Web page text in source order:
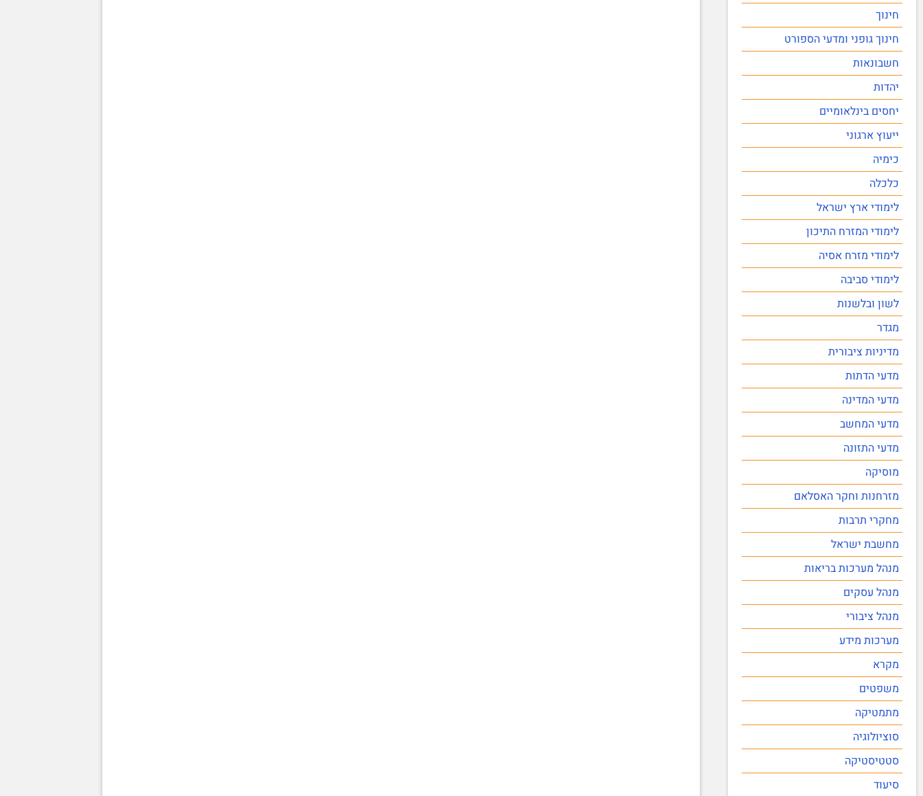
חינוך
חינוך גופני ומדעי הספורט
חשבונאות
יהדות
יחסים בינלאומיים
ייעוץ ארגוני
כימיה
כלכלה
לימודי ארץ ישראל
לימודי המזרח התיכון
לימודי מזרח אסיה
לימודי סביבה
לשון ובלשנות
מגדר
מדיניות ציבורית
מדעי הדתות
מדעי המדינה
מדעי המחשב
מדעי התזונה
מוסיקה
מזרחנות וחקר האסלאם
מחקרי תרבות
מחשבת ישראל
מנהל מערכות בריאות
מנהל עסקים
מנהל ציבורי
מערכות מידע
מקרא
משפטים
מתמטיקה
סוציולוגיה
סטטיסטיקה
סיעוד